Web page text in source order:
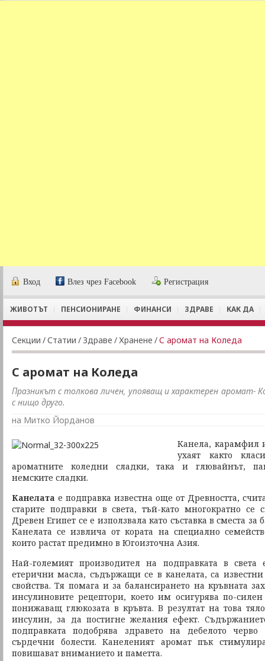
Вход Влез чрез Facebook Регистрация
ЖИВОТЪТ ПЕНСИОНИРАНЕ ФИНАНСИ ЗДРАВЕ КАК ДА
Секции /Статии / Здраве /Хранене /С аромат на Коледа
С аромат на Коледа
Празникът с толкова личен, упояващ и характерен аромат-
с нищо друго.
на Митко Йорданов
Канела,
ухаят както
ароматните коледни сладки, така и глювайнът,
немските сладки.
Канелата е подправка известна още от Древността,
старите подправки в света, тъй-като многократно се
Древен Египет се е използвала като съставка в сместа
Канелата се извлича от кората на специално
които растат предимно в Югоизточна Азия.
Най-големият производител на подправката в
етерични масла, съдържащи се в канелата, са
свойства. Тя помага и за балансирането на кръвната
инсулиновите рецептори, което им осигурява по-
понижаващ глюкозата в кръвта. В резултат на това
инсулин, за да постигне желания ефект.
подправката подобрява здравето на дебелото
сърдечни болести. Канеленият аромат пък
повишават вниманието и паметта.